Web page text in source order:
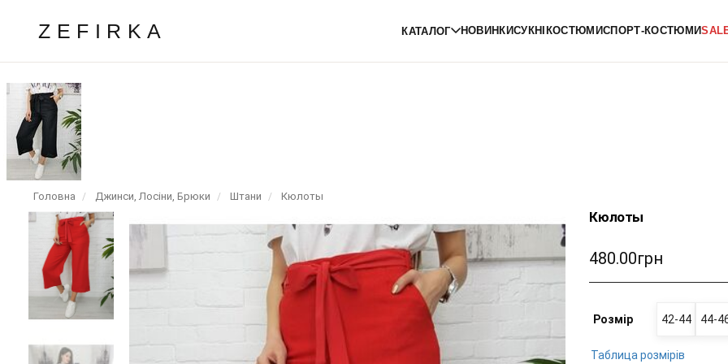
ZEFIRKA КАТАЛОГ НОВИНКИСУКНІ КОСТЮМИСПОРТ-КОСТЮМИ
Головна Джинси, Лосіни, Брюки Штани Кюлоты
Кюлоты
480.00грн
Розмір 42-44 44-
Таблица розмірів